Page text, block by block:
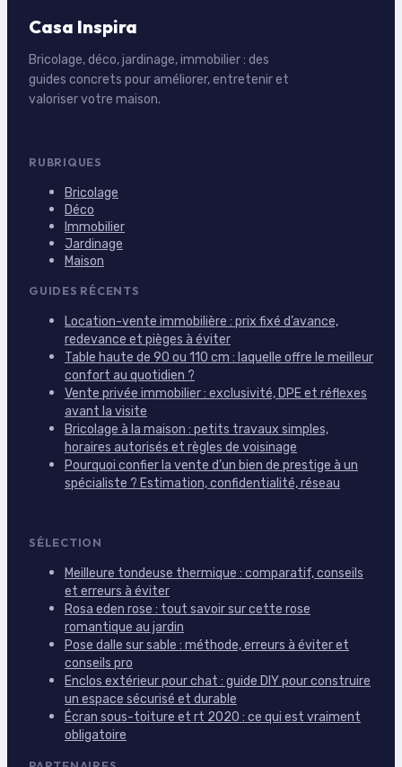
Casa Inspira
Bricolage, déco, jardinage, immobilier : des
guides concrets pour améliorer, entretenir et
valoriser votre maison.
RUBRIQUES
Bricolage
Déco
Immobilier
Jardinage
Maison
GUIDES RÉCENTS
Location-vente immobilière : prix fixé d’avance,
redevance et pièges à éviter
Table haute de 90 ou 110 cm : laquelle offre le meilleur
confort au quotidien ?
Vente privée immobilier : exclusivité, DPE et réflexes
avant la visite
Bricolage à la maison : petits travaux simples,
horaires autorisés et règles de voisinage
Pourquoi confier la vente d’un bien de prestige à un
spécialiste ? Estimation, confidentialité, réseau
SÉLECTION
Meilleure tondeuse thermique : comparatif, conseils
et erreurs à éviter
Rosa eden rose : tout savoir sur cette rose
romantique au jardin
Pose dalle sur sable : méthode, erreurs à éviter et
conseils pro
Enclos extérieur pour chat : guide DIY pour construire
un espace sécurisé et durable
Écran sous-toiture et rt 2020 : ce qui est vraiment
obligatoire